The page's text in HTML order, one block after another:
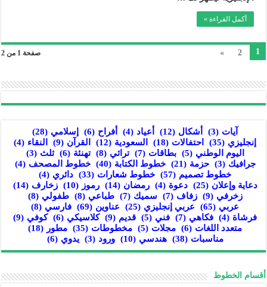
أكمل القراءة »
صفحة 1 من 2 1
2
»
آيات (3) أشكال (12) أعياد (4) أفراح (6) إسلامي (28)
إنجليزي (35) احتفالات (18) السعودية (12) القرآن (9) النقاء (4)
اليوم الوطني (5) بطاقات (7) تراثي (8) تهنئة (6) ثلث (3)
جرافيك (3) حزمة (21) خطوط الكتابة (40) خطوط المصحف (4)
خطوط تصميم (57) خطوط شعارات (33) دائري (4)
دعاية وإعلان (25) دعوة (4) رمضان (14) رموز (10) زخارف (14)
زخرفي (9) زفاف (7) سميك (7) طباعي (8) طفولي (8)
عربي (65) عربي إنجليزي (25) عناوين (69) فارسي (8)
فرشاة (4) فكاهي (7) فني (5) قديم (9) كلاسيكي (6) كوفي (9)
متعدد اللغات (6) مجلات (5) مخطوطات (35) مطور (18)
مناسبات (38) هندسي (10) ورود (3) يدوي (6)
أقسام الخطوط